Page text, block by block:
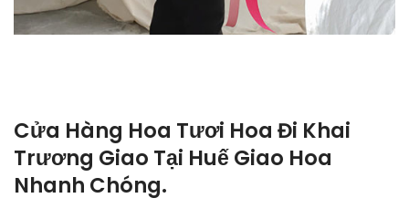
Cửa Hàng Hoa Tươi Hoa Đi Khai
Trương Giao Tại Huế Giao Hoa
Nhanh Chóng.